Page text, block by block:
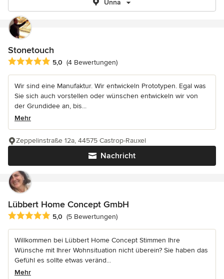
Unna
Stonetouch
Durchschnittliche Bewertung: 5 von 5 Sternen
5,0 (4 Bewertungen)
Wir sind eine Manufaktur. Wir entwickeln Prototypen. Egal was
Sie sich auch vorstellen oder wünschen entwickeln wir von
der Grundidee an, bis...
Mehr
Nachricht
Zeppelinstraße 12a, 44575 Castrop-Rauxel
Lübbert Home Concept GmbH
Durchschnittliche Bewertung: 5 von 5 Sternen
5,0 (5 Bewertungen)
Willkommen bei Lübbert Home Concept Stimmen Ihre
Wünsche mit Ihrer Wohnsituation nicht überein? Sie haben das
Gefühl es sollte etwas veränd...
Mehr